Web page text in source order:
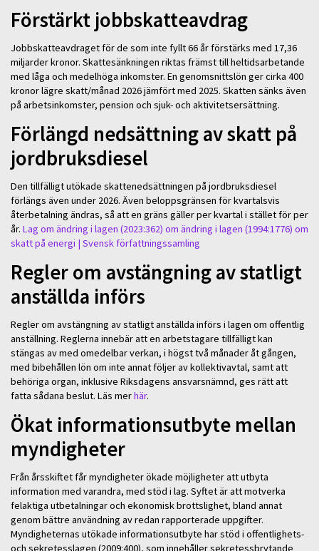
Förstärkt jobbskatteavdrag
Jobbskatteavdraget för de som inte fyllt 66 år förstärks med 17,36
miljarder kronor. Skattesänkningen riktas främst till heltidsarbetande
med låga och medelhöga inkomster. En genomsnittslön ger cirka 400
kronor lägre skatt/månad 2026 jämfört med 2025. Skatten sänks även
på arbetsinkomster, pension och sjuk- och aktivitetsersättning.
Förlängd nedsättning av skatt på
jordbruksdiesel
Den tillfälligt utökade skattenedsättningen på jordbruksdiesel
förlängs även under 2026. Även beloppsgränsen för kvartalsvis
återbetalning ändras, så att en gräns gäller per kvartal i stället för per
år. Lag om ändring i lagen (2023:362) om ändring i lagen (1994:1776) om
skatt på energi | Svensk författningssamling
Regler om avstängning av statligt
anställda införs
Regler om avstängning av statligt anställda införs i lagen om offentlig
anställning. Reglerna innebär att en arbetstagare tillfälligt kan
stängas av med omedelbar verkan, i högst två månader åt gången,
med bibehållen lön om inte annat följer av kollektivavtal, samt att
behöriga organ, inklusive Riksdagens ansvarsnämnd, ges rätt att
fatta sådana beslut. Läs merhär.
Ökat informationsutbyte mellan
myndigheter
Från årsskiftet får myndigheter ökade möjligheter att utbyta
information med varandra, med stöd i lag. Syftet är att motverka
felaktiga utbetalningar och ekonomisk brottslighet, bland annat
genom bättre användning av redan rapporterade uppgifter.
Myndigheternas utökade informationsutbyte har stöd i offentlighets-
och sekretesslagen (2009:400), som innehåller sekretessbrytande